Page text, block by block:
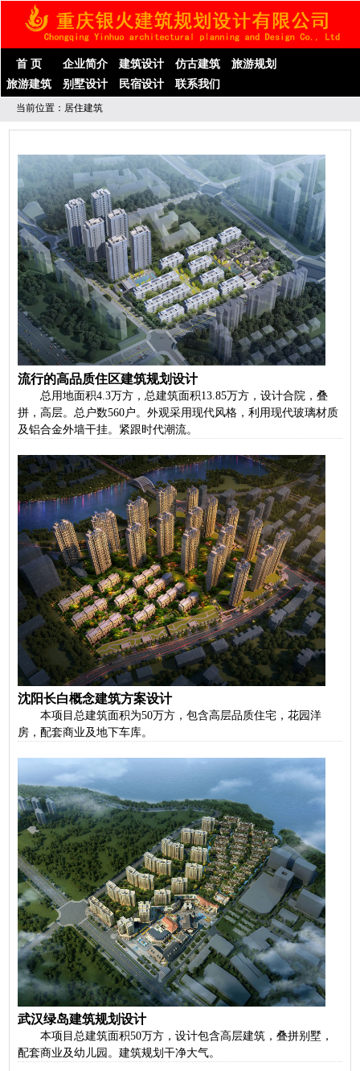
首 页 企业简介 建筑设计 仿古建筑
旅游规划
旅游建筑
别墅设计 民宿设计 联系我们
当前位置：居住建筑
流行的高品质住区建筑规划设计
总用地面积4.3万方，总建筑面积13.85万方，设计合院，叠
拼，高层。总户数560户。外观采用现代风格，利用现代玻璃材质
及铝合金外墙干挂。紧跟时代潮流。
沈阳长白概念建筑方案设计
本项目总建筑面积为50万方，包含高层品质住宅，花园洋
房，配套商业及地下车库。
武汉绿岛建筑规划设计
本项目总建筑面积50万方，设计包含高层建筑，叠拼别墅，
配套商业及幼儿园。建筑规划干净大气。